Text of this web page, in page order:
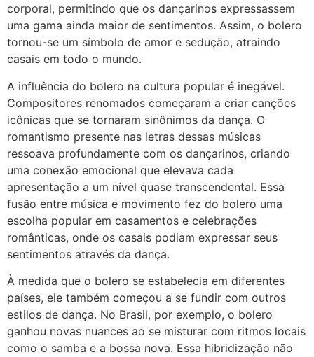
corporal, permitindo que os dançarinos expressassem
uma gama ainda maior de sentimentos. Assim, o bolero
tornou-se um símbolo de amor e sedução, atraindo
casais em todo o mundo.
A influência do bolero na cultura popular é inegável.
Compositores renomados começaram a criar canções
icônicas que se tornaram sinônimos da dança. O
romantismo presente nas letras dessas músicas
ressoava profundamente com os dançarinos, criando
uma conexão emocional que elevava cada
apresentação a um nível quase transcendental. Essa
fusão entre música e movimento fez do bolero uma
escolha popular em casamentos e celebrações
românticas, onde os casais podiam expressar seus
sentimentos através da dança.
À medida que o bolero se estabelecia em diferentes
países, ele também começou a se fundir com outros
estilos de dança. No Brasil, por exemplo, o bolero
ganhou novas nuances ao se misturar com ritmos locais
como o samba e a bossa nova. Essa hibridização não